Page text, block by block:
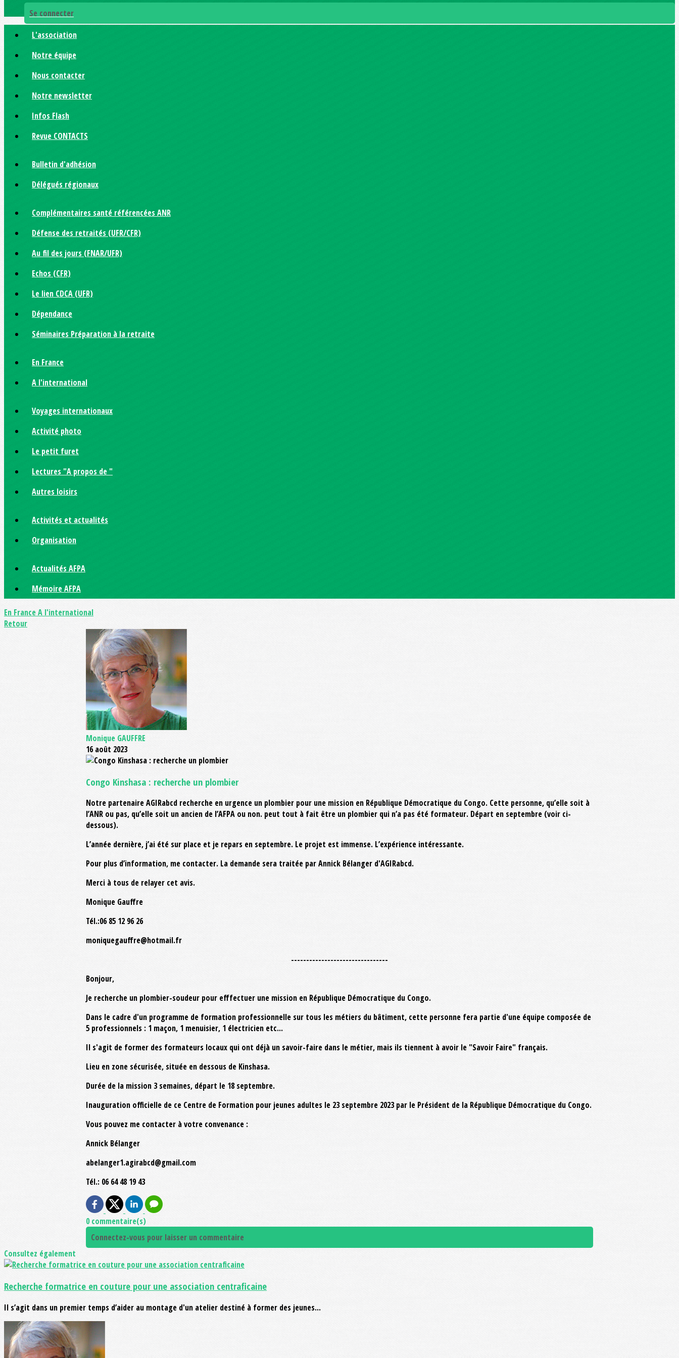
Se connecter
L'association
Notre équipe
Nous contacter
Notre newsletter
Infos Flash
Revue CONTACTS
Bulletin d'adhésion
Délégués régionaux
Complémentaires santé référencées ANR
Défense des retraités (UFR/CFR)
Au fil des jours (FNAR/UFR)
Echos (CFR)
Le lien CDCA (UFR)
Dépendance
Séminaires Préparation à la retraite
En France
A l'international
Voyages internationaux
Activité photo
Le petit furet
Lectures "A propos de "
Autres loisirs
Activités et actualités
Organisation
Actualités AFPA
Mémoire AFPA
En FranceA l'international
Retour
Monique GAUFFRE
16 août 2023
Congo Kinshasa : recherche un plombier
Notre partenaire AGIRabcd recherche en urgence un plombier pour une mission en République Démocratique du Congo. Cette personne, qu’elle soit à
l’ANR ou pas, qu’elle soit un ancien de l’AFPA ou non. peut tout à fait être un plombier qui n’a pas été formateur. Départ en septembre (voir ci-
dessous).
L’année dernière, j’ai été sur place et je repars en septembre. Le projet est immense. L’expérience intéressante.
Pour plus d’information, me contacter. La demande sera traitée par Annick Bélanger d'AGIRabcd.
Merci à tous de relayer cet avis.
Monique Gauffre
Tél.:06 85 12 96 26
moniquegauffre@hotmail.fr
--------------------------------
Bonjour,
Je recherche un plombier-soudeur pour efffectuer une mission en République Démocratique du Congo.
Dans le cadre d'un programme de formation professionnelle sur tous les métiers du bâtiment, cette personne fera partie d'une équipe composée de
5 professionnels : 1 maçon, 1 menuisier, 1 électricien etc...
Il s'agit de former des formateurs locaux qui ont déjà un savoir-faire dans le métier, mais ils tiennent à avoir le "Savoir Faire" français.
Lieu en zone sécurisée, située en dessous de Kinshasa.
Durée de la mission 3 semaines, départ le 18 septembre.
Inauguration officielle de ce Centre de Formation pour jeunes adultes le 23 septembre 2023 par le Président de la République Démocratique du Congo.
Vous pouvez me contacter à votre convenance :
Annick Bélanger
abelanger1.agirabcd@gmail.com
Tél.: 06 64 48 19 43
0 commentaire(s)
Connectez-vous pour laisser un commentaire
Consultez également
Recherche formatrice en couture pour une association centraficaine
Il s’agit dans un premier temps d’aider au montage d'un atelier destiné à former des jeunes...